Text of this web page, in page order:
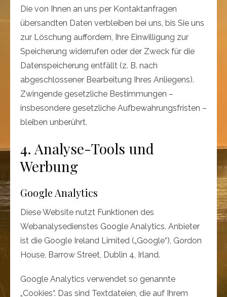
Die von Ihnen an uns per Kontaktanfragen
übersandten Daten verbleiben bei uns, bis Sie uns
zur Löschung auffordern, Ihre Einwilligung zur
Speicherung widerrufen oder der Zweck für die
Datenspeicherung entfällt (z. B. nach
abgeschlossener Bearbeitung Ihres Anliegens).
Zwingende gesetzliche Bestimmungen –
insbesondere gesetzliche Aufbewahrungsfristen –
bleiben unberührt.
4. Analyse-Tools und
Werbung
Google Analytics
Diese Website nutzt Funktionen des
Webanalysedienstes Google Analytics. Anbieter
ist die Google Ireland Limited („Google“), Gordon
House, Barrow Street, Dublin 4, Irland.
Google Analytics verwendet so genannte
„Cookies“. Das sind Textdateien, die auf Ihrem